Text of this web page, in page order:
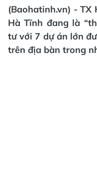
(Baohatinh.vn) - TX
Hà Tĩnh đang là
tư với 7 dự án lớn
trên địa bàn trong